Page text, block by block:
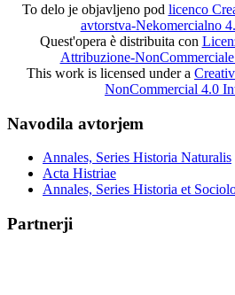
To delo je objavljeno pod licenco
avtorstva-Nekomercialno
Quest'opera è distribuita con
Attribuzione-
This work is licensed under a
NonCommercial 4.0
Navodila avtorjem
Annales, Series Historia Naturalis
Acta Histriae
Annales, Series Historia et
Partnerji